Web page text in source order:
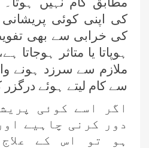
کی اپنی کوئی
کی خرابی سے بھی
ہوپاتا یا متاثر
ملازم سے سرزد ہونے
سے کام لیتے ہوئے درگزر
اگر اسے کوئی
دور کرنی چاہیے
ہو تو اس کے